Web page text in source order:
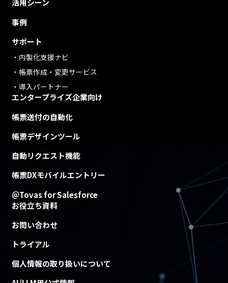
活用シーン
事例
サポート
内製化支援ナビ
帳票作成・変更サービス
導入パートナー
エンタープライズ企業向け
帳票送付の自動化
帳票デザインツール
自動リクエスト機能
帳票DXモバイルエントリー
＠Tovas for Salesforce
お役立ち資料
お問い合わせ
トライアル
個人情報の取り扱いについて